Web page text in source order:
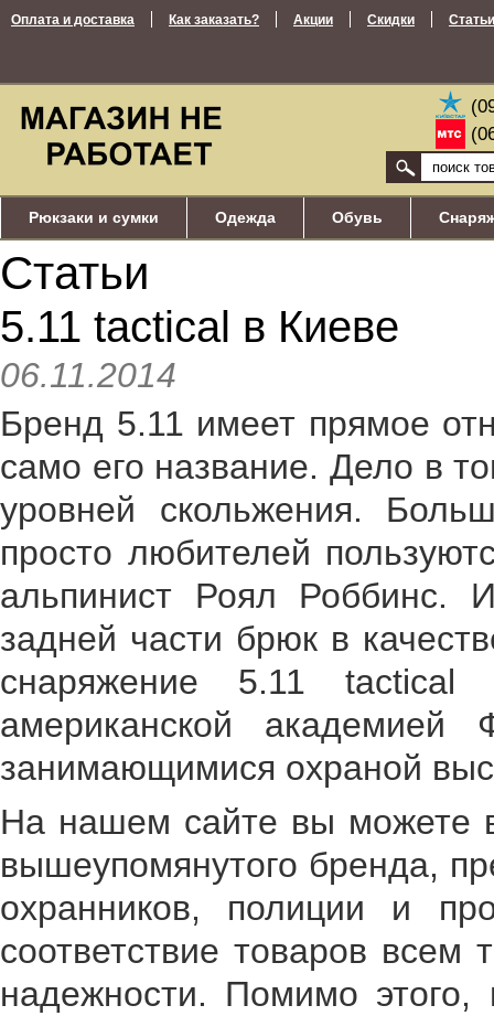
Оплата и доставка Как заказать? Акции Скидки Статьи
Рюкзаки и сумки Одежда Обувь
Статьи
5.11 tactical в Киеве
06.11.2014
Бренд 5.11 имеет прямое
само его название. Дело в
уровней скольжения.
просто любителей
альпинист Роял Роббинс.
задней части брюк в
снаряжение 5.11 tactical
американской
занимающимися охраной
На нашем сайте вы можете
вышеупомянутого бренда,
охранников, полиции и
соответствие товаров всем
надежности. Помимо